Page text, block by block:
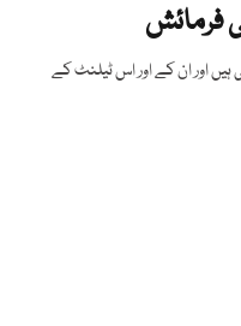
فرمائش
ہیں اور ان کے اور اس ٹیلنٹ کے